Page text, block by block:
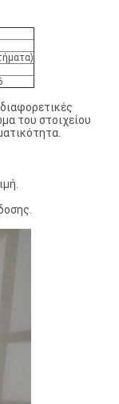
του στοιχείου